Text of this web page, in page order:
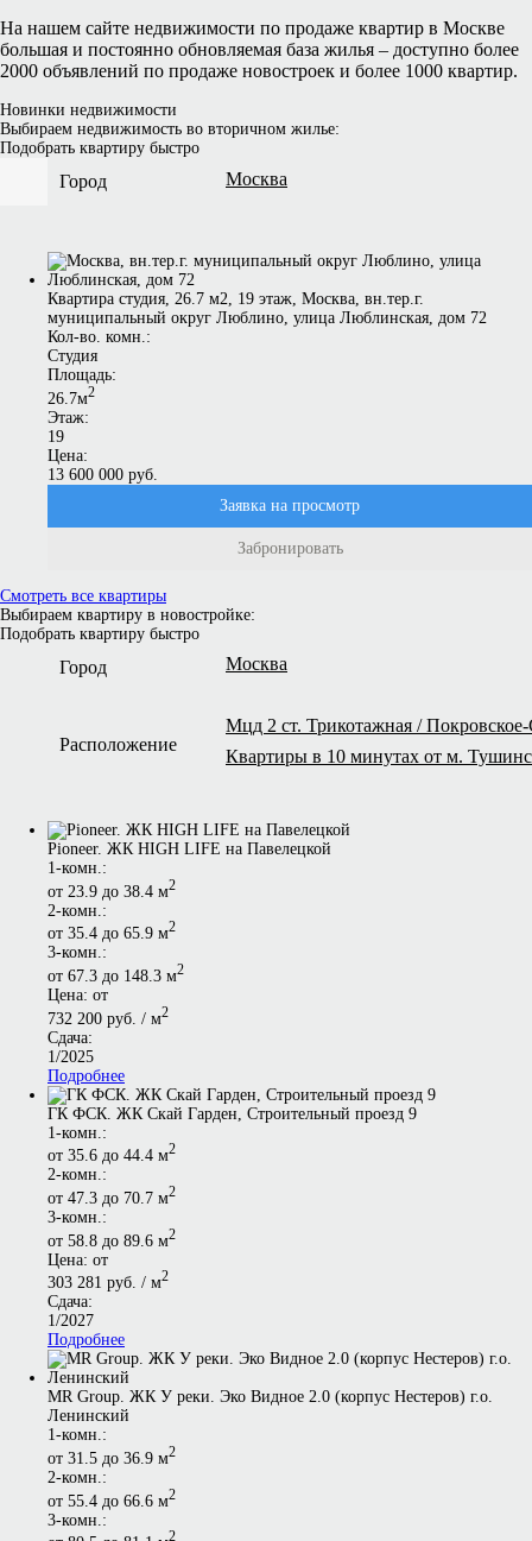
На нашем сайте недвижимости по продаже квартир в Москве
большая и постоянно обновляемая база жилья – доступно более
2000 объявлений по продаже новостроек и более 1000 квартир.
Новинки недвижимости
Выбираем недвижимость во вторичном жилье:
Подобрать квартиру быстро
Город Москва
Квартира студия, 26.7 м2, 19 этаж, Москва, вн.тер.г.
муниципальный округ Люблино, улица Люблинская, дом 72
Кол-во. комн.:
Студия
Площадь:
26.7м2
Этаж:
19
Цена:
13 600 000 руб.
Заявка на просмотр
Забронировать
Смотреть все квартиры
Выбираем квартиру в новостройке:
Подобрать квартиру быстро
Город Москва
Расположение
Мцд 2 ст. Трикотажная /
Квартиры в 10 минутах от м.
Pioneer. ЖК HIGH LIFE на Павелецкой
1-комн.:
от 23.9 до 38.4 м2
2-комн.:
от 35.4 до 65.9 м2
3-комн.:
от 67.3 до 148.3 м2
Цена: от
732 200 руб. / м2
Сдача:
1/2025
Подробнее
ГК ФСК. ЖК Скай Гарден, Строительный проезд 9
1-комн.:
от 35.6 до 44.4 м2
2-комн.:
от 47.3 до 70.7 м2
3-комн.:
от 58.8 до 89.6 м2
Цена: от
303 281 руб. / м2
Сдача:
1/2027
Подробнее
MR Group. ЖК У реки. Эко Видное 2.0 (корпус Нестеров) г.о.
Ленинский
1-комн.:
от 31.5 до 36.9 м2
2-комн.:
от 55.4 до 66.6 м2
3-комн.:
2